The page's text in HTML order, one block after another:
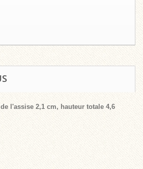
l'assise 2,1 cm, hauteur totale 4,6